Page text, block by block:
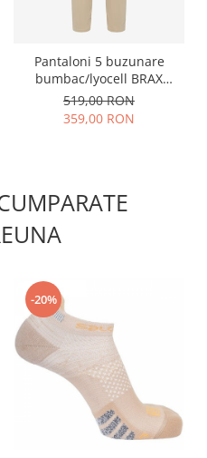
Pantaloni 5 buzunare
bumbac/lyocell BRAX
SHAKIRA S skinny bej
519,00 RON
359,00 RON
-20%